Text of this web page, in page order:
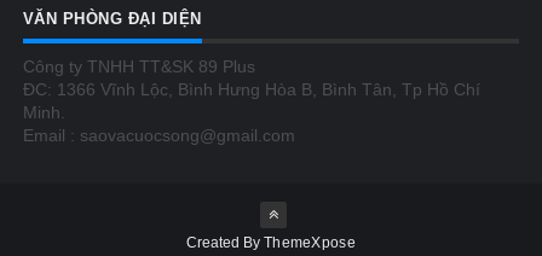
VĂN PHÒNG ĐẠI DIỆN
Công ty TNHH TT&SK 89 Plus
ĐC: 1366 Vĩnh Lộc, Bình Hưng Hòa B, Bình Tân, Tp Hồ Chí
Minh.
Email : saovacuocsong@gmail.com
Created By ThemeXpose